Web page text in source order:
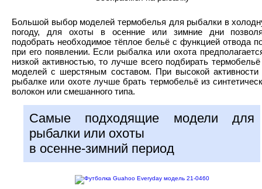
Большой выбор моделей термобелья для рыбалки в
погоду, для охоты в осенние или зимние дни
подобрать необходимое тёплое бельё с функцией отвода
при его появлении. Если рыбалка или охота
низкой активностью, то лучше всего подбирать термобельё
моделей с шерстяным составом. При высокой активности
рыбалке или охоте лучше брать термобельё из
волокон или смешанного типа.
Самые подходящие модели для
рыбалки или охоты
в осенне-зимний период